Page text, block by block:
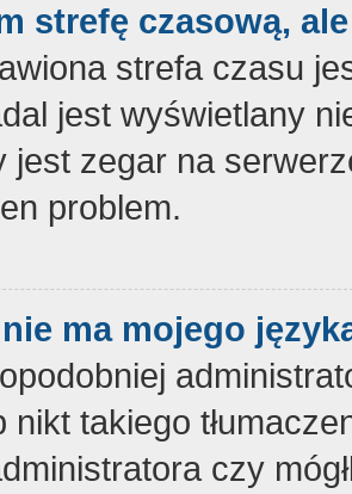
strefę czasową,
strefa czasu
jest wyświetlany
jest zegar na
problem.
ma mojego
nikt takiego
czy